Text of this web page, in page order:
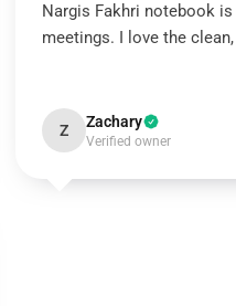
Nargis Fakhri notebook
meetings. I love the
Z Zachary
Verified owner